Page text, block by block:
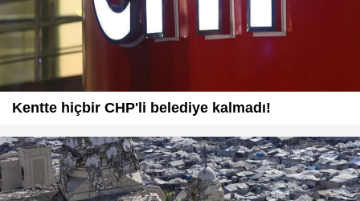
Kentte hiçbir CHP'li belediye kalmadı!